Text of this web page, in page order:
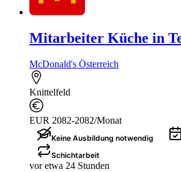
Mitarbeiter Küche in
McDonald's Österreich
Knittelfeld
EUR 2082-2082/Monat
Keine Ausbildung notwendig
Schichtarbeit
vor etwa 24 Stunden